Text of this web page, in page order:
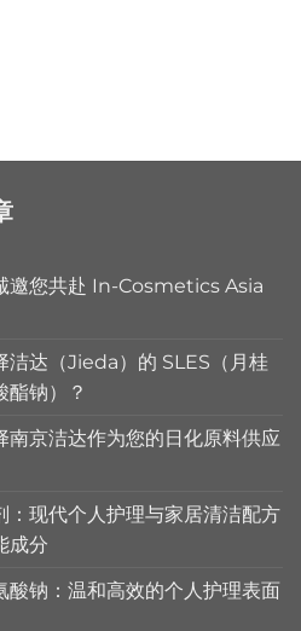
邀您共赴 In-Cosmetics Asia
洁达（Jieda）的 SLES（月桂
酯钠）？
南京洁达作为您的日化原料供应
：现代个人护理与家居清洁配方
成分
酸钠：温和高效的个人护理表面